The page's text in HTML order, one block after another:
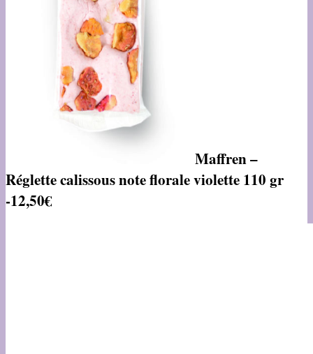
Maffren –
Réglette calissous note florale violette 110 gr
-12,50€